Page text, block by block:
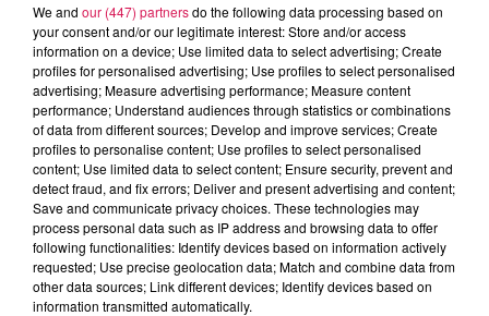
12h00 - 22h00
Les hits de Canal FM
13h01
13h01 12h57
12h57 12h54
12h54
We and our (447) partnersdo the following data processing based on
your consent and/or our legitimate interest: Store and/or access
information on a device; Use limited data to select advertising; Create
profiles for personalised advertising; Use profiles to select personalised
advertising; Measure advertising performance; Measure content
performance; Understand audiences through statistics or combinations
of data from different sources; Develop and improve services; Create
profiles to personalise content; Use profiles to select personalised
content; Use limited data to select content; Ensure security, prevent and
detect fraud, and fix errors; Deliver and present advertising and content;
Save and communicate privacy choices. These technologies may
process personal data such as IP address and browsing data to offer
following functionalities: Identify devices based on information actively
requested; Use precise geolocation data; Match and combine data from
other data sources; Link different devices; Identify devices based on
information transmitted automatically.